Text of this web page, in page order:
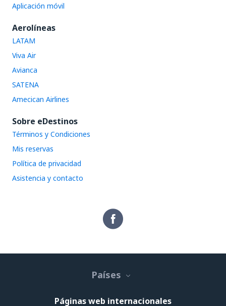
Aplicación móvil
Aerolíneas
LATAM
Viva Air
Avianca
SATENA
Amecican Airlines
Sobre eDestinos
Términos y Condiciones
Mis reservas
Política de privacidad
Asistencia y contacto
Países
Páginas web internacionales